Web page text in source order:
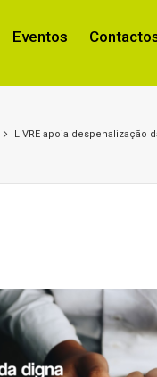
Eventos
LIVRE apoia despenalização